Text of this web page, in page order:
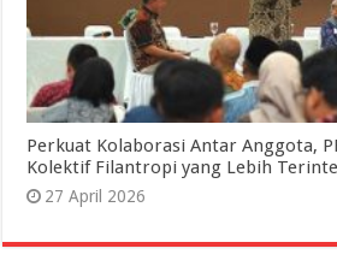
Perkuat Kolaborasi Antar Anggota,
Kolektif Filantropi yang Lebih
27 April 2026